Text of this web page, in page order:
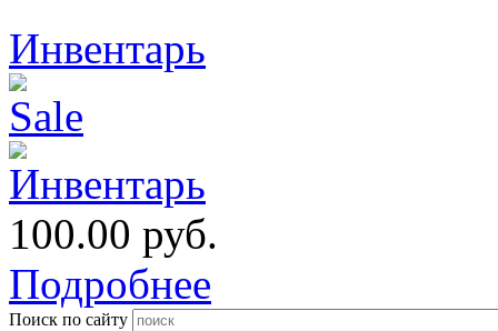
Инвентарь
100.00 руб.
Подробнее
Поиск по сайту